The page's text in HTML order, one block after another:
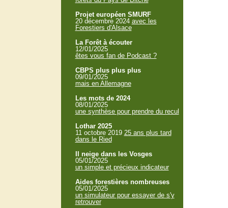
Projet européen SMURF
20 décembre 2024 avec les
Forestiers d'Alsace
La Forêt à écouter
12/01/2025
êtes vous fan de Podcast ?
CBPS plus plus plus
09/01/2025
mais en Allemagne
Les mots de 2024
08/01/2025
une synthèse pour prendre du recul
Lothar 2025
11 octobre 2019 25 ans plus tard
dans le Ried
Il neige dans les Vosges
05/01/2025
un simple et précieux indicateur
Aides forestières nombreuses
05/01/2025
un simulateur pour essayer de s'y
retrouver